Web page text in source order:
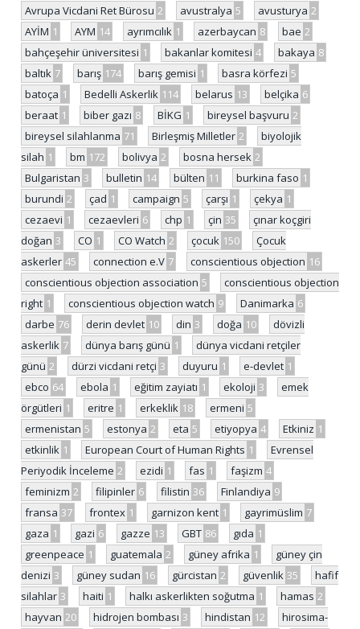
Avrupa Vicdani Ret Bürosu 2 avustralya 5 avusturya 2
AYİM 1 AYM 14 ayrımcılık 1 azerbaycan 8 bae 2
bahçeşehir üniversitesi 1 bakanlar komitesi 4 bakaya 8
baltık 7 barış 174 barış gemisi 1 basra körfezi 5
batoça 1 Bedelli Askerlik 114 belarus 13 belçika 6
beraat 1 biber gazı 8 BİKG 1 bireysel başvuru 2
bireysel silahlanma 71 Birleşmiş Milletler 2
biyolojik
silah 1 bm 172 bolivya 2 bosna hersek 2
Bulgaristan 3 bulletin 14 bülten 11 burkina faso 1
burundi 2 çad 1 campaign 5 çarşı 1 çekya 1
cezaevi 1 cezaevleri 6 chp 1 çin 35
çınar koçgiri
doğan 3 CO 1 CO Watch 2 çocuk 150
Çocuk
askerler 45 connection e.V 7 conscientious objection 16
conscientious objection association 5
conscientious objection
right 1 conscientious objection watch 9 Danimarka 6
darbe 76 derin devlet 10 din 3 doğa 10
dövizli
askerlik 7 dünya barış günü 1
dünya vicdani retçiler
günü 2 dürzi vicdani retçi 3 duyuru 1 e-devlet 1
ebco 64 ebola 1 eğitim zayiatı 1 ekoloji 3
emek
örgütleri 1 eritre 1 erkeklik 18 ermeni 5
ermenistan 5 estonya 2 eta 5 etiyopya 4 Etkiniz 1
etkinlik 1 European Court of Human Rights 1
Evrensel
Periyodik İnceleme 2 ezidi 1 fas 1 faşizm 4
feminizm 2 filipinler 6 filistin 36 Finlandiya 9
fransa 37 frontex 1 garnizon kent 1 gayrimüslim 7
gaza 1 gazi 6 gazze 13 GBT 86 gıda 1
greenpeace 1 guatemala 2 güney afrika 1
güney çin
denizi 3 güney sudan 16 gürcistan 2 güvenlik 35
hafif
silahlar 3 haiti 1 halkı askerlikten soğutma 1 hamas 2
hayvan 20 hidrojen bombası 3 hindistan 12
hirosima-